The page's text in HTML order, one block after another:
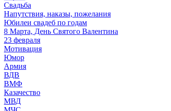
Свадьба
Напутствия, наказы, пожелания
Юбилеи свадеб по годам
8 Марта, День Святого Валентина
23 февраля
Мотивация
Юмор
Армия
ВДВ
ВМФ
Казачество
МВД